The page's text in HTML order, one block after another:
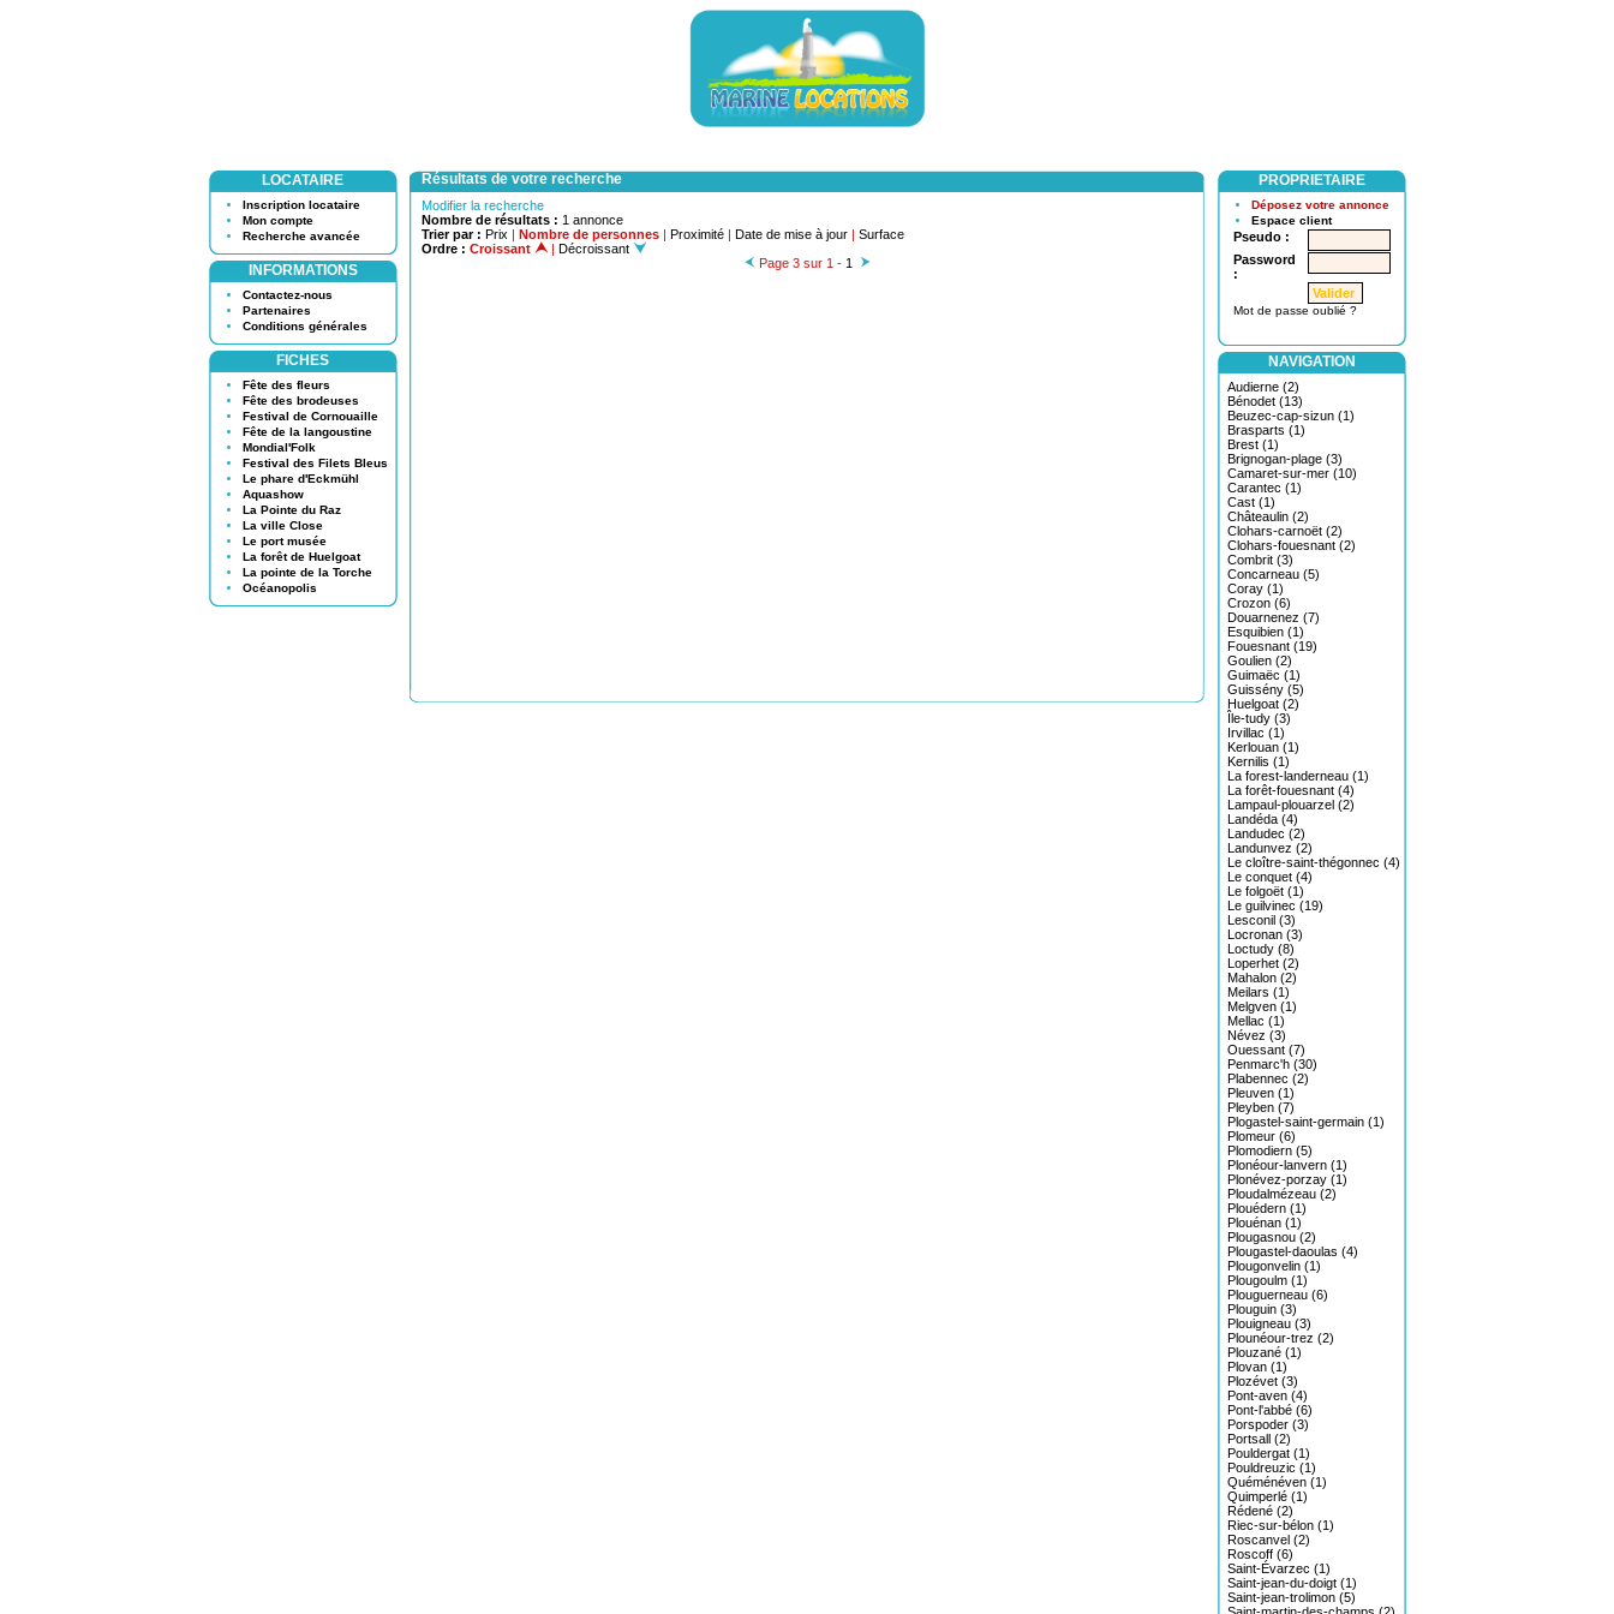
LOCATAIRE
Inscription locataire
Mon compte
Recherche avancée
INFORMATIONS
Contactez-nous
Partenaires
Conditions générales
FICHES
Fête des fleurs
Fête des brodeuses
Festival de Cornouaille
Fête de la langoustine
Mondial'Folk
Festival des Filets Bleus
Le phare d'Eckmühl
Aquashow
La Pointe du Raz
La ville Close
Le port musée
La forêt de Huelgoat
La pointe de la Torche
Océanopolis
Résultats de votre recherche
Modifier la recherche
Nombre de résultats : 1 annonce
Trier par : Prix | Nombre de personnes | Proximité | Date de mise à jour | Surface
Ordre : Croissant | Décroissant
Page 3 sur 1 - 1
PROPRIETAIRE
Déposez votre annonce
Espace client
Pseudo :
Password
:
Mot de passe oublié ?
NAVIGATION
Audierne (2)
Bénodet (13)
Beuzec-cap-sizun (1)
Brasparts (1)
Brest (1)
Brignogan-plage (3)
Camaret-sur-mer (10)
Carantec (1)
Cast (1)
Châteaulin (2)
Clohars-carnoët (2)
Clohars-fouesnant (2)
Combrit (3)
Concarneau (5)
Coray (1)
Crozon (6)
Douarnenez (7)
Esquibien (1)
Fouesnant (19)
Goulien (2)
Guimaëc (1)
Guissény (5)
Huelgoat (2)
Île-tudy (3)
Irvillac (1)
Kerlouan (1)
Kernilis (1)
La forest-landerneau (1)
La forêt-fouesnant (4)
Lampaul-plouarzel (2)
Landéda (4)
Landudec (2)
Landunvez (2)
Le cloître-saint-thégonnec (4)
Le conquet (4)
Le folgoët (1)
Le guilvinec (19)
Lesconil (3)
Locronan (3)
Loctudy (8)
Loperhet (2)
Mahalon (2)
Meilars (1)
Melgven (1)
Mellac (1)
Névez (3)
Ouessant (7)
Penmarc'h (30)
Plabennec (2)
Pleuven (1)
Pleyben (7)
Plogastel-saint-germain (1)
Plomeur (6)
Plomodiern (5)
Plonéour-lanvern (1)
Plonévez-porzay (1)
Ploudalmézeau (2)
Plouédern (1)
Plouénan (1)
Plougasnou (2)
Plougastel-daoulas (4)
Plougonvelin (1)
Plougoulm (1)
Plouguerneau (6)
Plouguin (3)
Plouigneau (3)
Plounéour-trez (2)
Plouzané (1)
Plovan (1)
Plozévet (3)
Pont-aven (4)
Pont-l'abbé (6)
Porspoder (3)
Portsall (2)
Pouldergat (1)
Pouldreuzic (1)
Quéménéven (1)
Quimperlé (1)
Rédené (2)
Riec-sur-bélon (1)
Roscanvel (2)
Roscoff (6)
Saint-Évarzec (1)
Saint-jean-du-doigt (1)
Saint-jean-trolimon (5)